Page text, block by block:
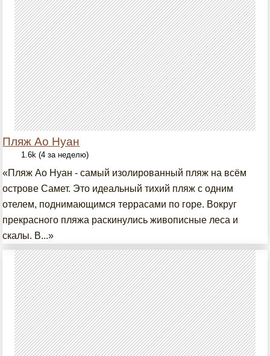
Пляж Ао Нуан
1.6k (4 за неделю)
«Пляж Ао Нуан - самый изолированный пляж на всём
острове Самет. Это идеальный тихий пляж с одним
отелем, поднимающимся террасами по горе. Вокруг
прекрасного пляжа раскинулись живописные леса и
скалы. В...»